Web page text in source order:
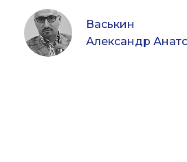
Васькин
Александр